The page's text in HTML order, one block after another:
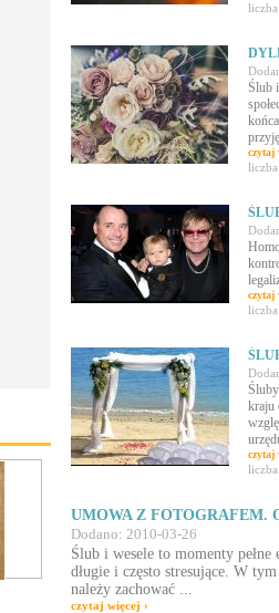
Ślub
czytaj
czytaj
kraju
czytaj
UMOWA Z FOTOGRAFEM.
Dodano: 2010-03-26
Ślub i wesele to momenty
długie i często stresujące. W
należy zachować ...
czytaj więcej ›